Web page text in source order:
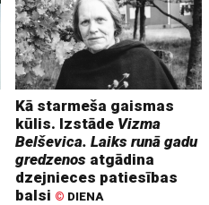
Kā starmeša gaismas
kūlis. Izstāde Vizma
Belševica. Laiks runā gadu
gredzenos atgādina
dzejnieces patiesības
balsi © DIENA